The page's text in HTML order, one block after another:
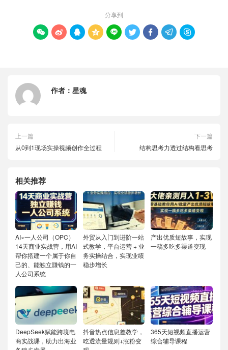
分享到
        
作者： 星魂
上一篇
从0到1现场实操视频创作全过程
下一篇
结构思考力透过结构看思考
相关推荐
AI×一人公司（OPC）
14天商业实战营，用AI
帮你搭建一个属于你自
己的、能独立賺钱的一
人公司系统
外贸从入门到进阶一站
式教学，平台运营 + 业
务实操结合，实现业绩
稳步增长
产出优质短故事，实现
一稿多吃多渠道变现
DeepSeek赋能跨境电
商实战课，助力出海业
抖音热点信息差教学，
吃透流量规则+涨粉变
365天短视频直播运营
综合辅导课程